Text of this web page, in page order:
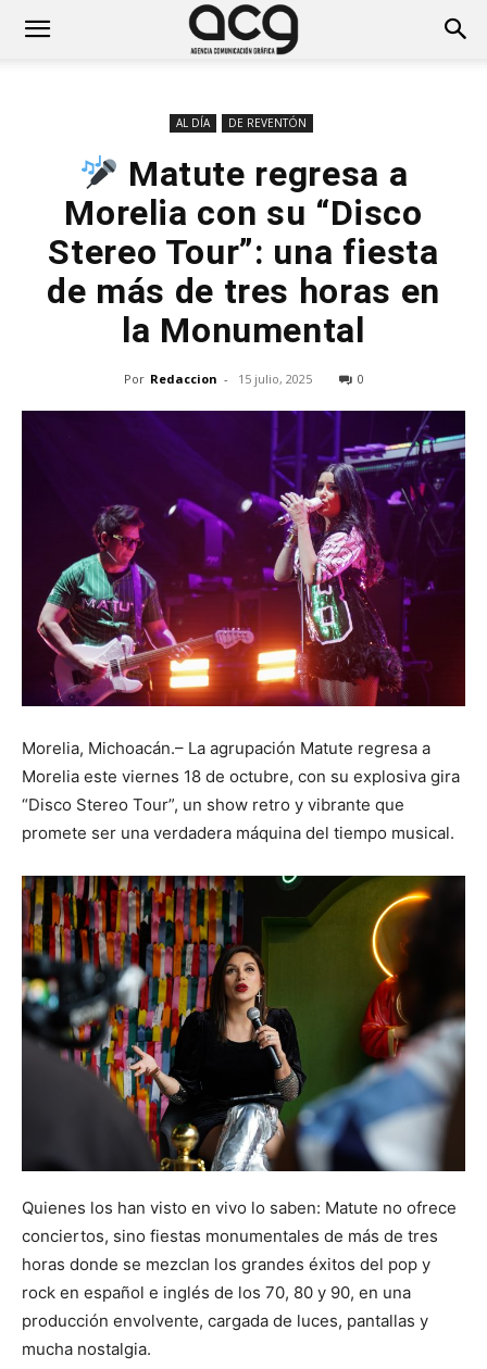
AL DÍA DE REVENTÓN
Matute regresa a
Morelia con su “Disco
Stereo Tour”: una fiesta
de más de tres horas en
la Monumental
Por Redaccion - 15 julio, 2025 0
Morelia, Michoacán.– La agrupación Matute regresa a
Morelia este viernes 18 de octubre, con su explosiva gira
“Disco Stereo Tour”, un show retro y vibrante que
promete ser una verdadera máquina del tiempo musical.
Quienes los han visto en vivo lo saben: Matute no ofrece
conciertos, sino fiestas monumentales de más de tres
horas donde se mezclan los grandes éxitos del pop y
rock en español e inglés de los 70, 80 y 90, en una
producción envolvente, cargada de luces, pantallas y
mucha nostalgia.